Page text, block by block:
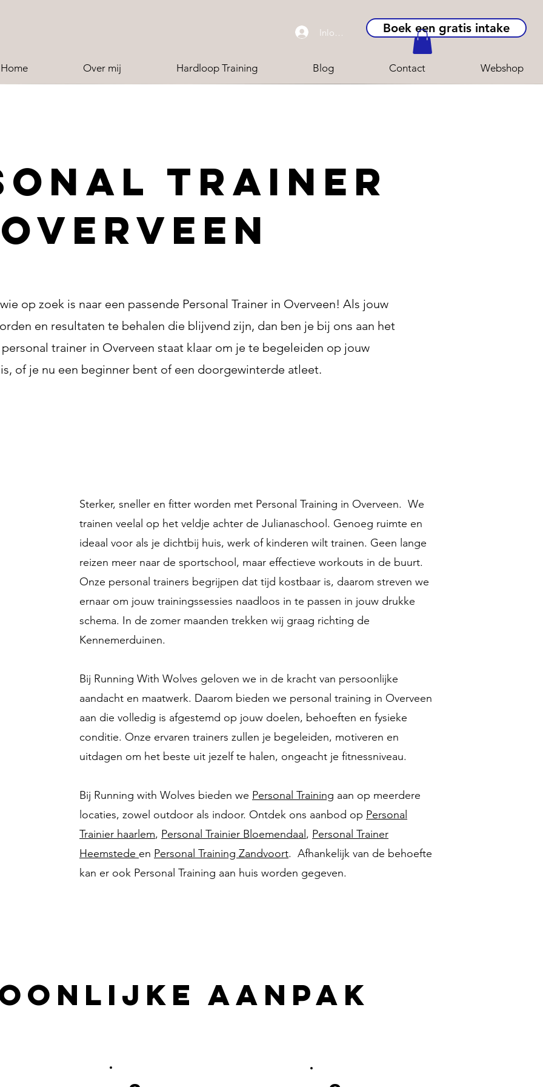
Inloggen Boek een gratis intake
Home Over mij Hardloop Training Blog Contact Webshop
TRAINer
Overveen
op zoek is naar een passende Personal Trainer in Overveen! Als jouw
en resultaten te behalen die blijvend zijn, dan ben je bij ons aan het
trainer in Overveen staat klaar om je te begeleiden op jouw
of je nu een beginner bent of een doorgewinterde atleet.
Sterker, sneller en fitter worden met Personal Training in Overveen. We
trainen veelal op het veldje achter de Julianaschool. Genoeg ruimte en
ideaal voor als je dichtbij huis, werk of kinderen wilt trainen. Geen lange
reizen meer naar de sportschool, maar effectieve workouts in de buurt.
Onze personal trainers begrijpen dat tijd kostbaar is, daarom streven we
ernaar om jouw trainingssessies naadloos in te passen in jouw drukke
schema. In de zomer maanden trekken wij graag richting de
Kennemerduinen.
Bij Running With Wolves geloven we in de kracht van persoonlijke
aandacht en maatwerk. Daarom bieden we personal training in Overveen
aan die volledig is afgestemd op jouw doelen, behoeften en fysieke
conditie. Onze ervaren trainers zullen je begeleiden, motiveren en
uitdagen om het beste uit jezelf te halen, ongeacht je fitnessniveau.
Bij Running with Wolves bieden we Personal Training aan op meerdere
locaties, zowel outdoor als indoor. Ontdek ons aanbod op Personal
Trainier haarlem, Personal Trainier Bloemendaal, Personal Trainer
Heemstede en Personal Training Zandvoort. Afhankelijk van de behoefte
kan er ook Personal Training aan huis worden gegeven.
AANPAK